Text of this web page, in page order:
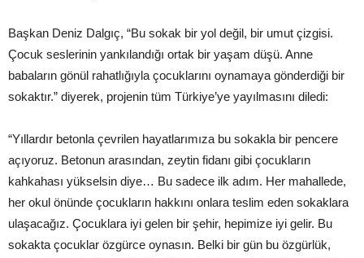
Başkan Deniz Dalgıç, “Bu sokak bir yol değil, bir umut çizgisi.
Çocuk seslerinin yankılandığı ortak bir yaşam düşü. Anne
babaların gönül rahatlığıyla çocuklarını oynamaya gönderdiği bir
sokaktır.” diyerek, projenin tüm Türkiye’ye yayılmasını diledi:
“Yıllardır betonla çevrilen hayatlarımıza bu sokakla bir pencere
açıyoruz. Betonun arasından, zeytin fidanı gibi çocukların
kahkahası yükselsin diye… Bu sadece ilk adım. Her mahallede,
her okul önünde çocukların hakkını onlara teslim eden sokaklara
ulaşacağız. Çocuklara iyi gelen bir şehir, hepimize iyi gelir. Bu
sokakta çocuklar özgürce oynasın. Belki bir gün bu özgürlük,